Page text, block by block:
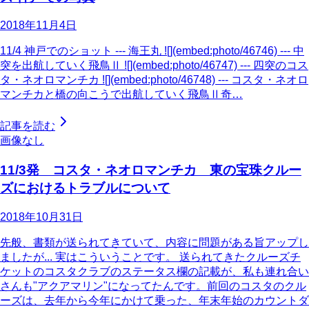
2018年11月4日
11/4 神戸でのショット --- 海王丸 ![](embed:photo/46746) --- 中
突を出航していく飛鳥Ⅱ ![](embed:photo/46747) --- 四突のコス
タ・ネオロマンチカ ![](embed:photo/46748) --- コスタ・ネオロ
マンチカと橋の向こうで出航していく飛鳥Ⅱ奇…
記事を読む
画像なし
11/3発 コスタ・ネオロマンチカ 東の宝珠クルー
ズにおけるトラブルについて
2018年10月31日
先般、書類が送られてきていて、内容に問題がある旨アップし
ましたが... 実はこういうことです。 送られてきたクルーズチ
ケットのコスタクラブのステータス欄の記載が、私も連れ合い
さんも"アクアマリン"になってたんです。前回のコスタのクル
ーズは、去年から今年にかけて乗った、年末年始のカウントダ